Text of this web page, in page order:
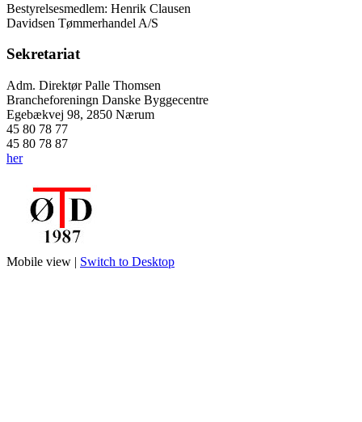
Bestyrelsesmedlem: Henrik Clausen
Davidsen Tømmerhandel A/S
Sekretariat
Adm. Direktør Palle Thomsen
Brancheforeningn Danske Byggecentre
Egebækvej 98, 2850 Nærum
45 80 78 77
45 80 78 87
her
Mobile view | Switch to Desktop